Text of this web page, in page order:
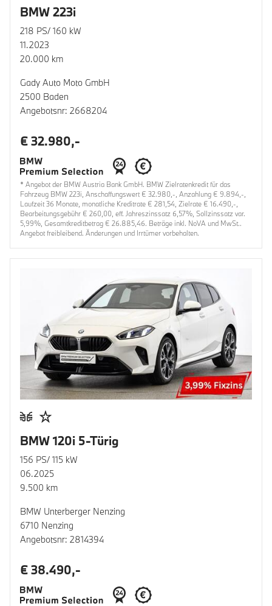
BMW 223i
218 PS/ 160 kW
11.2023
20.000 km
Gady Auto Moto GmbH
2500 Baden
Angebotsnr: 2668204
€ 32.980,-
* Angebot der BMW Austria Bank GmbH. BMW Zielratenkredit für das
Fahrzeug BMW 223i, Anschaffungswert € 32.980,-, Anzahlung € 9.894,-,
Laufzeit 36 Monate, monatliche Kreditrate € 281,54, Zielrate € 16.490,-,
Bearbeitungsgebühr € 260,00, eff. Jahreszinssatz 6,57%, Sollzinssatz var.
5,99%, Gesamtkreditbetrag € 26.885,46. Beträge inkl. NoVA und MwSt..
Angebot freibleibend. Änderungen und Irrtümer vorbehalten.
BMW 120i 5-Türig
156 PS/ 115 kW
06.2025
9.500 km
BMW Unterberger Nenzing
6710 Nenzing
Angebotsnr: 2814394
€ 38.490,-